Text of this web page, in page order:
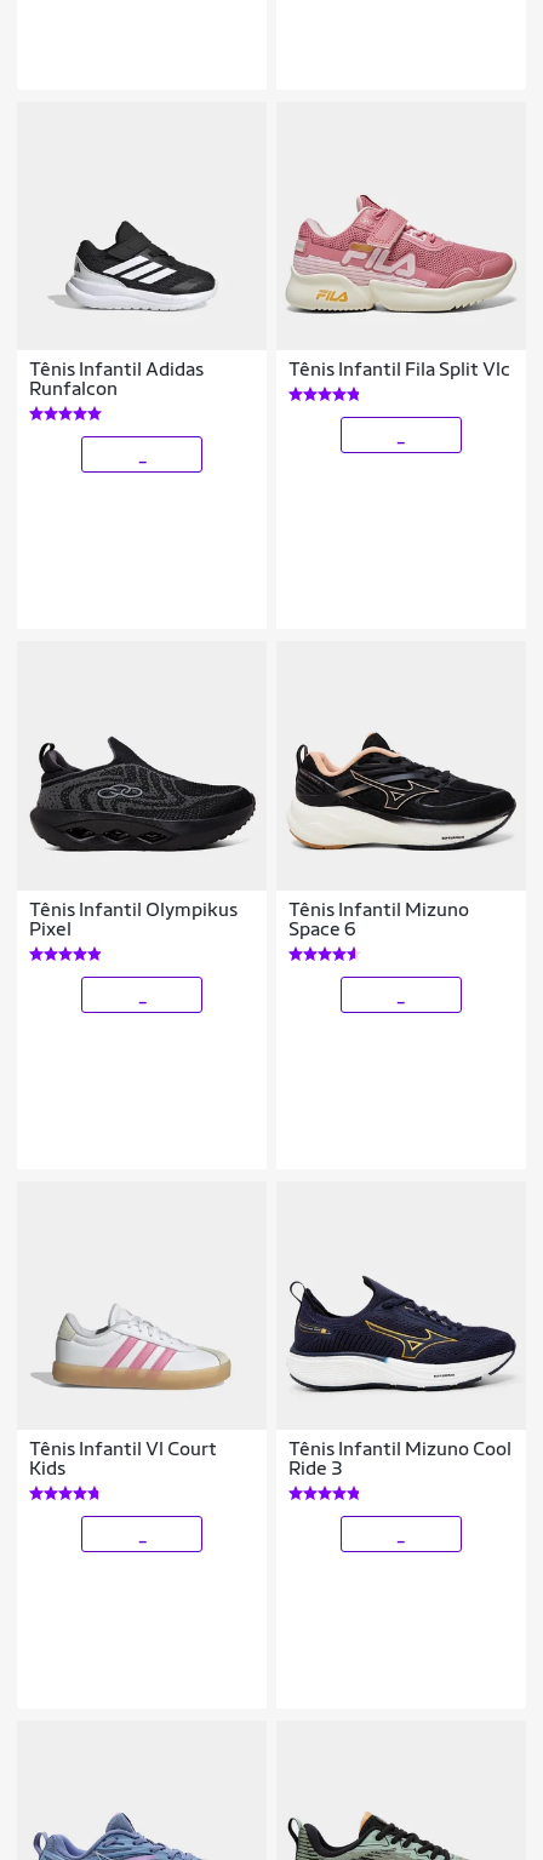
Tênis Infantil Adidas
Runfalcon
Tênis Infantil Fila Split Vlc
Tênis Infantil Olympikus
Pixel
Tênis Infantil Mizuno
Space 6
Tênis Infantil Vl Court
Kids
Tênis Infantil Mizuno Cool
Ride 3